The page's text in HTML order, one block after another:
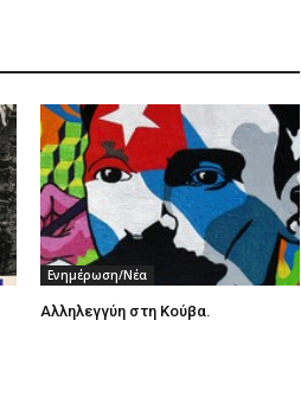
Ενημέρωση/Νέα
Αλληλεγγύη στη Κούβα.